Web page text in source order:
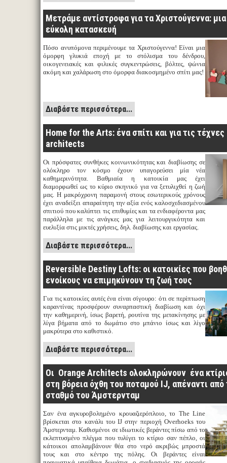
Μετράμε αντίστροφα για τα Χριστούγεννα:
εύκολη κατασκευή
Πόσο ανυπόμονα περιμένουμε τα Χριστούγεννα! Είναι μια
όμορφη γλυκιά εποχή με το στόλισμα του δένδρου,
οικογενειακές και φιλικές συγκεντρώσεις, βόλτες, ψώνια
ακόμη και χαλάρωση στο όμορφα διακοσμημένο σπίτι μας!
Διαβάστε περισσότερα...
Home for the Arts: ένα σπίτι και για τις
architects
Οι πρόσφατες συνθήκες κοινωνικότητας και διαβίωσης σε
ολόκληρο τον κόσμο έχουν υπαγορεύσει μία νέα
καθημερινότητα. Βαθμιαία η κατοικία μας έχει
διαμορφωθεί ως το κύριο σκηνικό για να ξετυλιχθεί η ζωή
μας. Η μακρόχρονη παραμονή στους εσωτερικούς χρόνους
έχει αναδείξει απαραίτητη την αξία ενός καλοσχεδιασμένου
σπιτιού που καλύπτει τις επιθυμίες και τα ενδιαφέροντα μας
παράλληλα με τις ανάγκες μας για λειτουργικότητα και
ευελιξία στις μικτές χρήσεις, δηλ. διαβίωσης και εργασίας.
Διαβάστε περισσότερα...
Reversible Destiny Lofts: οι κατοικίες που
ενοίκους να επιμηκύνουν τη ζωή τους
Για τις κατοικίες αυτές ένα είναι σίγουρο: ότι σε περίπτωση
καραντίνας προσφέρουν συναρπαστική διαβίωση και όχι
την καθημερινή, ίσως βαρετή, ρουτίνα της μετακίνησης με
λίγα βήματα από το δωμάτιο στο μπάνιο ίσως και λίγο
μακρύτερα στο καθιστικό.
Διαβάστε περισσότερα...
Οι Orange Architects ολοκληρώνουν ένα
στη βόρεια όχθη του ποταμού IJ, απέναντι από
σταθμό του Άμστερνταμ
Σαν ένα αγκυροβολημένο κρουαζιερόπλοιο, το The Line
βρίσκεται στο κανάλι του IJ στην περιοχή Overhoeks του
Άμστερνταμ. Καθισμένοι σε ιδιωτικές βεράντες πίσω από το
εκλεπτυσμένο πλέγμα που τυλίγει το κτίριο σαν πέπλο, οι
κάτοικοι απολαμβάνουν θέα στο νερό ακριβώς μπροστά
τους και στο κέντρο της πόλης. Οι βεράντες είναι